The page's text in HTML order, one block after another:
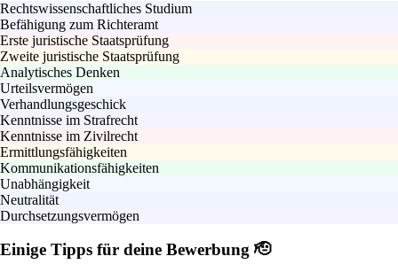
Rechtswissenschaftliches Studium
Befähigung zum Richteramt
Erste juristische Staatsprüfung
Zweite juristische Staatsprüfung
Analytisches Denken
Urteilsvermögen
Verhandlungsgeschick
Kenntnisse im Strafrecht
Kenntnisse im Zivilrecht
Ermittlungsfähigkeiten
Kommunikationsfähigkeiten
Unabhängigkeit
Neutralität
Durchsetzungsvermögen
Einige Tipps für deine Bewerbung 🫡